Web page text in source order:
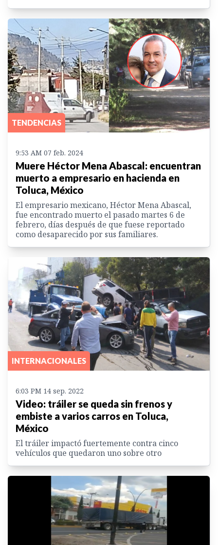
TENDENCIAS
9:53 AM 07 feb. 2024
Muere Héctor Mena Abascal: encuentran
muerto a empresario en hacienda en
Toluca, México
El empresario mexicano, Héctor Mena Abascal,
fue encontrado muerto el pasado martes 6 de
febrero, días después de que fuese reportado
como desaparecido por sus familiares.
INTERNACIONALES
6:03 PM 14 sep. 2022
Video: tráiler se queda sin frenos y
embiste a varios carros en Toluca,
México
El tráiler impactó fuertemente contra cinco
vehículos que quedaron uno sobre otro